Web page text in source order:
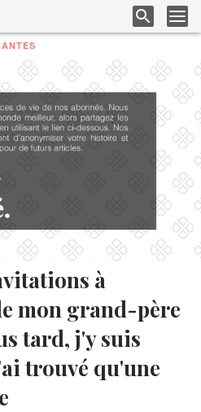
à
mon grand-père
tard, j'y suis
trouvé qu'une